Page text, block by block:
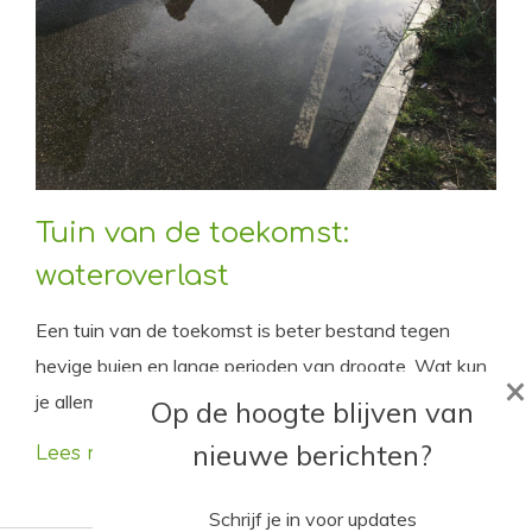
Tuin van de toekomst:
wateroverlast
Een tuin van de toekomst is beter bestand tegen
hevige buien en lange perioden van droogte. Wat kun
je allemaal doen om je tuin hierop voor te bereiden?
Lees meer
Op de hoogte blijven van
nieuwe berichten?
Schrijf je in voor updates
×